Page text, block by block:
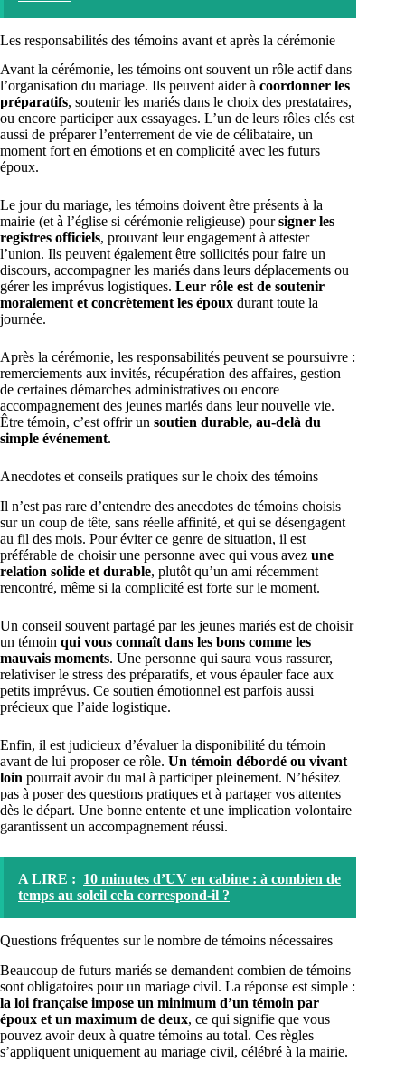
Les responsabilités des témoins avant et après la cérémonie
Avant la cérémonie, les témoins ont souvent un rôle actif dans
l’organisation du mariage. Ils peuvent aider à coordonner les
préparatifs, soutenir les mariés dans le choix des prestataires,
ou encore participer aux essayages. L’un de leurs rôles clés est
aussi de préparer l’enterrement de vie de célibataire, un
moment fort en émotions et en complicité avec les futurs
époux.
Le jour du mariage, les témoins doivent être présents à la
mairie (et à l’église si cérémonie religieuse) poursigner les
registres officiels, prouvant leur engagement à attester
l’union. Ils peuvent également être sollicités pour faire un
discours, accompagner les mariés dans leurs déplacements ou
gérer les imprévus logistiques. Leur rôle est de soutenir
moralement et concrètement les époux durant toute la
journée.
Après la cérémonie, les responsabilités peuvent se poursuivre :
remerciements aux invités, récupération des affaires, gestion
de certaines démarches administratives ou encore
accompagnement des jeunes mariés dans leur nouvelle vie.
Être témoin, c’est offrir un soutien durable, au-delà du
simple événement.
Anecdotes et conseils pratiques sur le choix des témoins
Il n’est pas rare d’entendre des anecdotes de témoins choisis
sur un coup de tête, sans réelle affinité, et qui se désengagent
au fil des mois. Pour éviter ce genre de situation, il est
préférable de choisir une personne avec qui vous avez une
relation solide et durable, plutôt qu’un ami récemment
rencontré, même si la complicité est forte sur le moment.
Un conseil souvent partagé par les jeunes mariés est de choisir
un témoin qui vous connaît dans les bons comme les
mauvais moments. Une personne qui saura vous rassurer,
relativiser le stress des préparatifs, et vous épauler face aux
petits imprévus. Ce soutien émotionnel est parfois aussi
précieux que l’aide logistique.
Enfin, il est judicieux d’évaluer la disponibilité du témoin
avant de lui proposer ce rôle. Un témoin débordé ou vivant
loin pourrait avoir du mal à participer pleinement. N’hésitez
pas à poser des questions pratiques et à partager vos attentes
dès le départ. Une bonne entente et une implication volontaire
garantissent un accompagnement réussi.
A LIRE : 10 minutes d’UV en cabine : à combien de
temps au soleil cela correspond-il ?
Questions fréquentes sur le nombre de témoins nécessaires
Beaucoup de futurs mariés se demandent combien de témoins
sont obligatoires pour un mariage civil. La réponse est simple :
la loi française impose un minimum d’un témoin par
époux et un maximum de deux, ce qui signifie que vous
pouvez avoir deux à quatre témoins au total. Ces règles
s’appliquent uniquement au mariage civil, célébré à la mairie.